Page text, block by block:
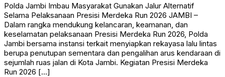
Polda Jambi Imbau Masyarakat Gunakan Jalur Alternatif
Selama Pelaksanaan Presisi Merdeka Run 2026 JAMBI –
Dalam rangka mendukung kelancaran, keamanan, dan
keselamatan pelaksanaan Presisi Merdeka Run 2026, Polda
Jambi bersama instansi terkait menyiapkan rekayasa lalu lintas
berupa penutupan sementara dan pengalihan arus kendaraan di
sejumlah ruas jalan di Kota Jambi. Kegiatan Presisi Merdeka
Run 2026 […]